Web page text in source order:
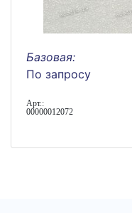
Базовая:
По запросу
Арт.:
00000012072